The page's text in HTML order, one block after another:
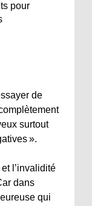
pour
de
surtout
».
l’invalidité
dans
qui